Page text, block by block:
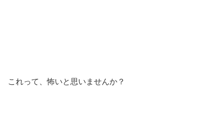
これって、怖いと思いませんか？